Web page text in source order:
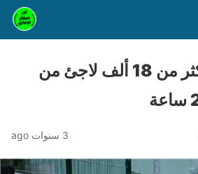
بولندا تستقبل أكثر من 18 ألف لاجئ من
3 سنوات ago